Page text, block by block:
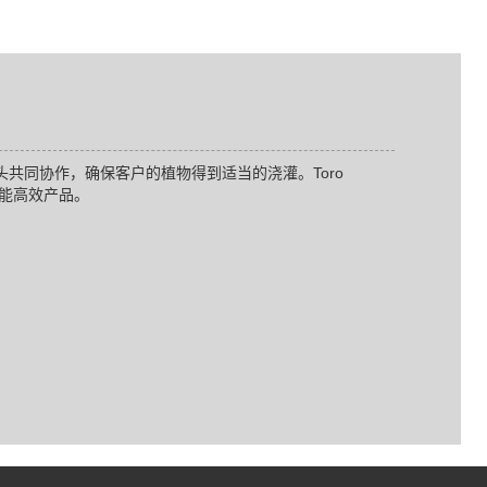
同协作，确保客户的植物得到适当的浇灌。Toro
高效产品。